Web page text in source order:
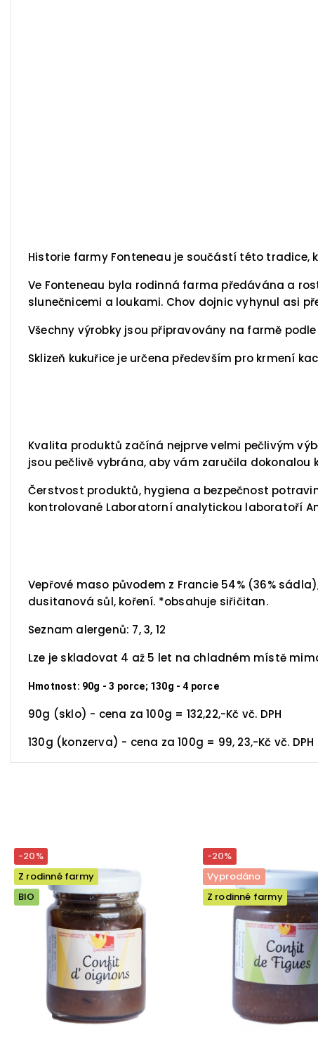
Historie farmy Fonteneau je součástí této tradice,
Ve Fonteneau byla rodinná farma předávána a
slunečnicemi a loukami. Chov dojnic vyhynul asi
Všechny výrobky jsou připravovány na farmě
Sklizeň kukuřice je určena především pro krmení
Kvalita produktů začíná nejprve velmi pečlivým
jsou pečlivě vybrána, aby vám zaručila dokonalou
Čerstvost produktů, hygiena a bezpečnost
kontrolované Laboratorní analytickou laboratoří
Vepřové maso původem z Francie 54% (36%
dusitanová sůl, koření. *obsahuje siřičitan.
Seznam alergenů: 7, 3, 12
Lze je skladovat 4 až 5 let na chladném místě
Hmotnost: 90g - 3 porce; 130g - 4 porce
90g (sklo) - cena za 100g = 132,22,-Kč vč. DPH
130g (konzerva) - cena za 100g = 99, 23,-Kč vč. DPH
-20%
Z rodinné farmy
BIO
-20%
Vyprodáno
Z rodinné farmy